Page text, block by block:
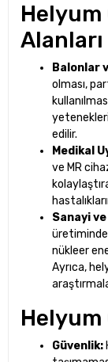
Helyum
Alanları
Balonlar
olması,
edilir.
Medikal
ve MR
Sanayi
nükleer
Ayrıca,
Helyum
Güvenlik: